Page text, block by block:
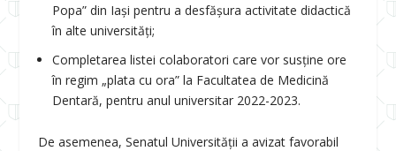
Popa” din Iași pentru a desfășura activitate didactică
în alte universități;
Completarea listei colaboratori care vor susţine ore
în regim „plata cu ora” la Facultatea de Medicină
Dentară, pentru anul universitar 2022-2023.
De asemenea, Senatul Universității a avizat favorabil